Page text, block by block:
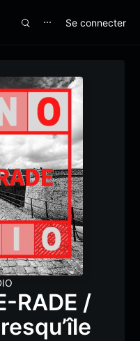
⋯ Se connecter
RADE /